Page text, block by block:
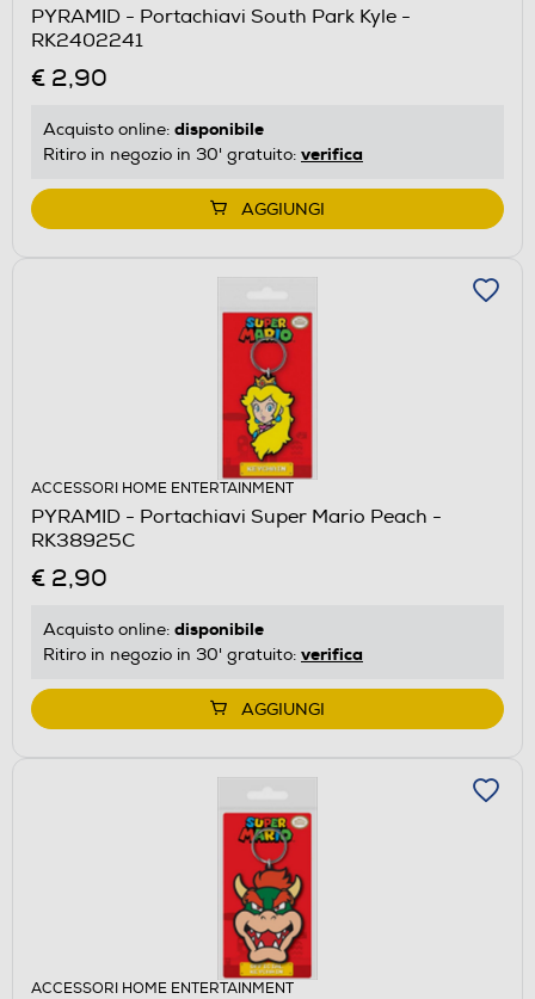
PYRAMID - Portachiavi South Park Kyle -
RK2402241
€ 2,90
Acquisto online: disponibile
Ritiro in negozio in 30' gratuito: verifica
AGGIUNGI
ACCESSORI HOME ENTERTAINMENT
PYRAMID - Portachiavi Super Mario Peach -
RK38925C
€ 2,90
Acquisto online: disponibile
Ritiro in negozio in 30' gratuito: verifica
AGGIUNGI
ACCESSORI HOME ENTERTAINMENT